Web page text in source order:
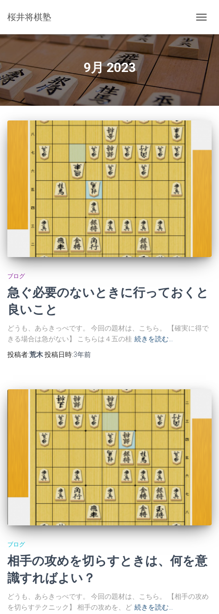
桜井将棋塾
ビ
シ
ョ
ン
を
切
9月 2023
ブログ
急ぐ必要のないときに行っておくと
良いこと
どうも、あらきっぺです。 今回の題材は、こちら。 【確実に得で
きる場合は急がない】 こちらは４五の桂 続きを読む…
投稿者:荒木投稿日時:3年前
ブログ
相手の攻めを切らすときは、何を意
識すればよい？
どうも、あらきっぺです。 今回の題材は、こちら。 【相手の攻め
を切らすテクニック】 相手の攻めを、ど 続きを読む…